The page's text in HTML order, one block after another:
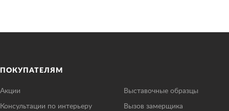
ПОКУПАТЕЛЯМ
Акции Выставочные образцы
Консультации по интерьеру Вызов замерщика